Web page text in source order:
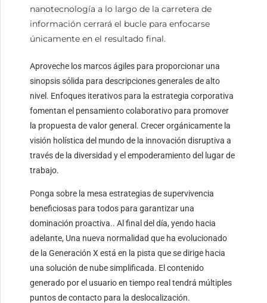
nanotecnología a lo largo de la carretera de
información cerrará el bucle para enfocarse
únicamente en el resultado final.
Aproveche los marcos ágiles para proporcionar una
sinopsis sólida para descripciones generales de alto
nivel. Enfoques iterativos para la estrategia corporativa
fomentan el pensamiento colaborativo para promover
la propuesta de valor general. Crecer orgánicamente la
visión holística del mundo de la innovación disruptiva a
través de la diversidad y el empoderamiento del lugar de
trabajo.
Ponga sobre la mesa estrategias de supervivencia
beneficiosas para todos para garantizar una
dominación proactiva.. Al final del día, yendo hacia
adelante, Una nueva normalidad que ha evolucionado
de la Generación X está en la pista que se dirige hacia
una solución de nube simplificada. El contenido
generado por el usuario en tiempo real tendrá múltiples
puntos de contacto para la deslocalización.